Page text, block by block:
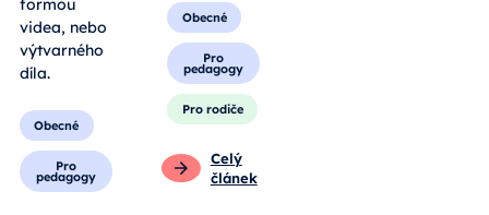
všedního
dne.“
Studenti ho
mohou
formou
videa, nebo
výtvarného
díla.
režim.
Zákazy
ustupují do
pozadí.
Pro
pedagogy